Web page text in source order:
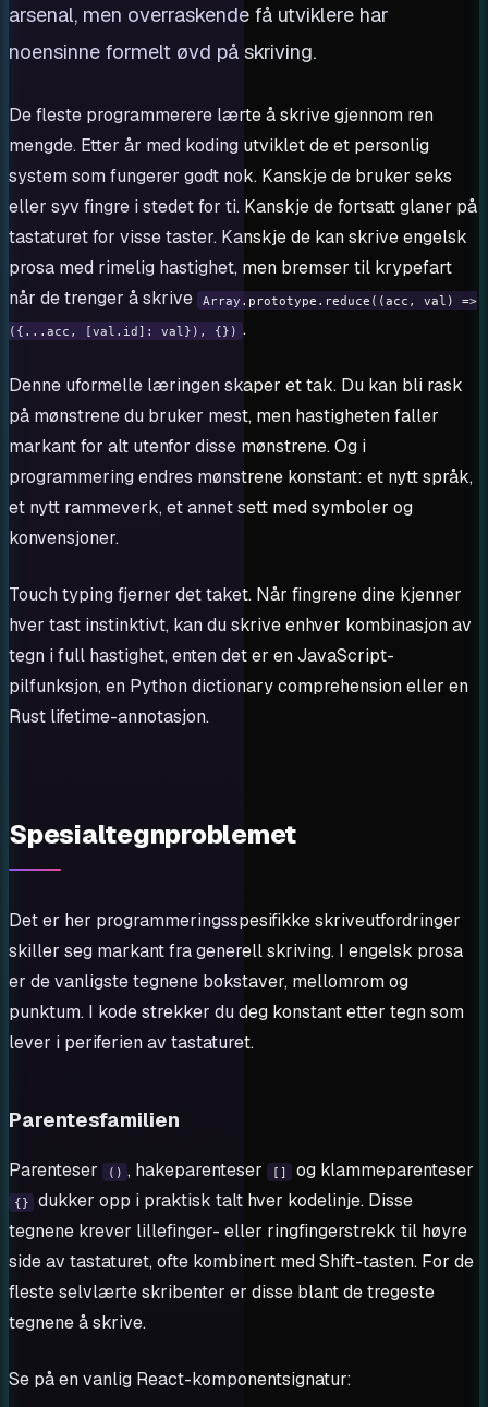
arsenal, men overraskende få utviklere har
noensinne formelt øvd på skriving.
De fleste programmerere lærte å skrive gjennom ren
mengde. Etter år med koding utviklet de et personlig
system som fungerer godt nok. Kanskje de bruker seks
eller syv fingre i stedet for ti. Kanskje de fortsatt glaner på
tastaturet for visse taster. Kanskje de kan skrive engelsk
prosa med rimelig hastighet, men bremser til krypefart
når de trenger å skrive
Array.prototype.reduce((acc, val) =>
({...acc, [val.id]: val}), {}) .
Denne uformelle læringen skaper et tak. Du kan bli rask
på mønstrene du bruker mest, men hastigheten faller
markant for alt utenfor disse mønstrene. Og i
programmering endres mønstrene konstant: et nytt språk,
et nytt rammeverk, et annet sett med symboler og
konvensjoner.
Touch typing fjerner det taket. Når fingrene dine kjenner
hver tast instinktivt, kan du skrive enhver kombinasjon av
tegn i full hastighet, enten det er en JavaScript-
pilfunksjon, en Python dictionary comprehension eller en
Rust lifetime-annotasjon.
Spesialtegnproblemet
Det er her programmeringsspesifikke skriveutfordringer
skiller seg markant fra generell skriving. I engelsk prosa
er de vanligste tegnene bokstaver, mellomrom og
punktum. I kode strekker du deg konstant etter tegn som
lever i periferien av tastaturet.
Parentesfamilien
Parenteser () , hakeparenteser [] og klammeparenteser
{}
dukker opp i praktisk talt hver kodelinje. Disse
tegnene krever lillefinger- eller ringfingerstrekk til høyre
side av tastaturet, ofte kombinert med Shift-tasten. For de
fleste selvlærte skribenter er disse blant de tregeste
tegnene å skrive.
Se på en vanlig React-komponentsignatur: